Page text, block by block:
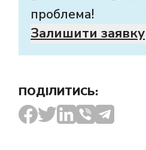
проблема!
Залишити заявку
ПОДІЛИТИСЬ: